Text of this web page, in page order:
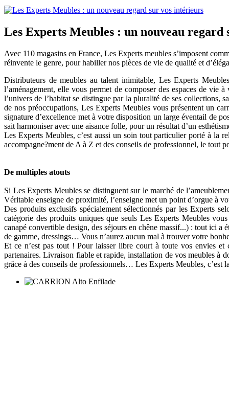
Les Experts Meubles : un nouveau regard
Avec 110 magasins en France, Les Experts meubles s’imposent
réinvente le genre, pour habiller nos pièces de vie de qualité et
Distributeurs de meubles au talent inimitable, Les Experts
l’aménagement, elle vous permet de composer des espaces de
l’univers de l’habitat se distingue par la pluralité de ses collections,
de nos préoccupations, Les Experts Meubles vous présentent un
signature d’excellence met à votre disposition un large éventail de
sait harmoniser avec une aisance folle, pour un résultat d’un
Les Experts Meubles, c’est aussi un soin tout particulier porté à la
accompagne?ment de A à Z et des conseils de professionnel, le tout
De multiples atouts
Si Les Experts Meubles se distinguent sur le marché de
Véritable enseigne de proximité, l’enseigne met un point d’orgue à
Des produits exclusifs spécialement sélectionnés par les Experts
catégorie des produits uniques que seuls Les Experts Meubles
canapé convertible design, des séjours en chêne massif...) : tout ici a
de gamme, dressings… Vous n’aurez aucun mal à trouver votre
Et ce n’est pas tout ! Pour laisser libre court à toute vos envies et
partenaires. Livraison fiable et rapide, installation de vos meubles à
grâce à des conseils de professionnels… Les Experts Meubles, c’est